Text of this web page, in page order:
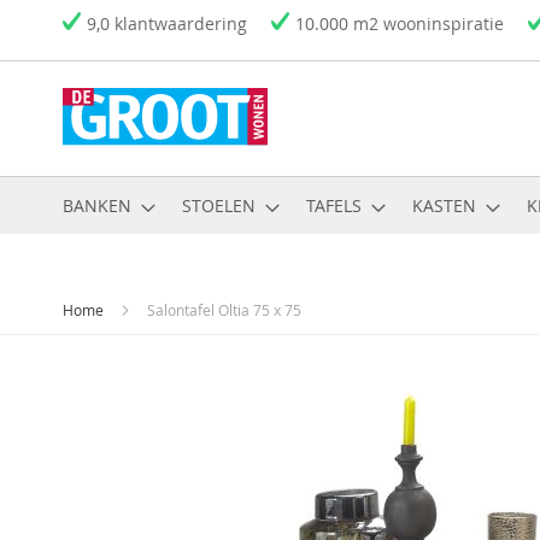
Ga
inhoud
9,0 klantwaardering 10.000 m2 wooninspiratie
BANKEN STOELEN TAFELS KASTEN
Home Salontafel Oltia 75 x 75